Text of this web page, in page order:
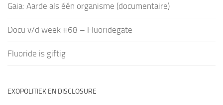
Gaia: Aarde als één organisme (documentaire)
Docu v/d week #68 – Fluoridegate
Fluoride is giftig
EXOPOLITIEK EN DISCLOSURE